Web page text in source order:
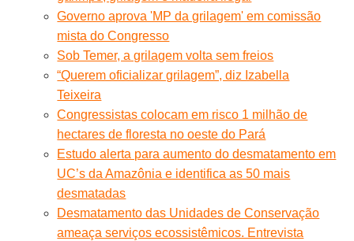
Governo aprova 'MP da grilagem' em comissão
mista do Congresso
Sob Temer, a grilagem volta sem freios
“Querem oficializar grilagem”, diz Izabella
Teixeira
Congressistas colocam em risco 1 milhão de
hectares de floresta no oeste do Pará
Estudo alerta para aumento do desmatamento em
UC’s da Amazônia e identifica as 50 mais
desmatadas
Desmatamento das Unidades de Conservação
ameaça serviços ecossistêmicos. Entrevista